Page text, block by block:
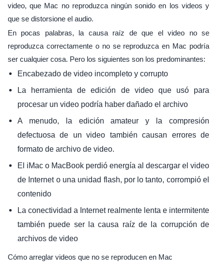
video, que Mac no reproduzca ningún sonido en los videos y
que se distorsione el audio.
En pocas palabras, la causa raíz de que el video no se
reproduzca correctamente o no se reproduzca en Mac podría
ser cualquier cosa. Pero los siguientes son los predominantes:
Encabezado de video incompleto y corrupto
La herramienta de edición de video que usó para
procesar un video podría haber dañado el archivo
A menudo, la edición amateur y la compresión
defectuosa de un video también causan errores de
formato de archivo de video.
El iMac o MacBook perdió energía al descargar el video
de Internet o una unidad flash, por lo tanto, corrompió el
contenido
La conectividad a Internet realmente lenta e intermitente
también puede ser la causa raíz de la corrupción de
archivos de video
Cómo arreglar videos que no se reproducen en Mac